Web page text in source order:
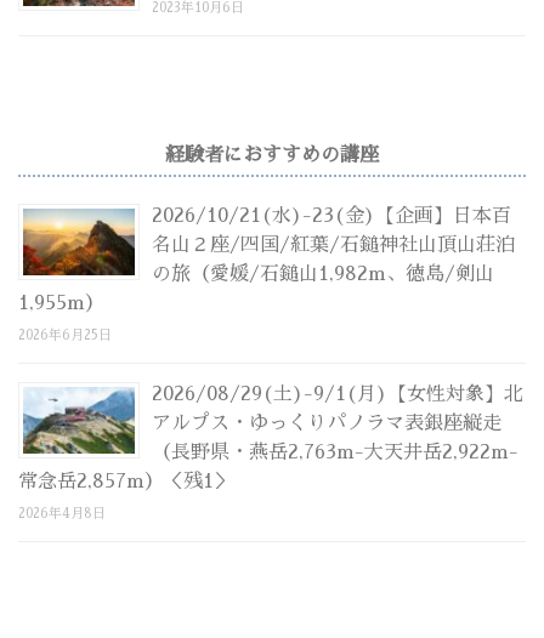
2023年10月6日
経験者におすすめの講座
2026/10/21(水)-23(金)【企画】日本百
名山２座/四国/紅葉/石鎚神社山頂山荘泊
の旅（愛媛/石鎚山1,982m、徳島/剣山
1,955m）
2026年6月25日
2026/08/29(土)-9/1(月)【女性対象】北
アルプス・ゆっくりパノラマ表銀座縦走
（長野県・燕岳2,763m-大天井岳2,922m-
常念岳2,857m）＜残1＞
2026年4月8日